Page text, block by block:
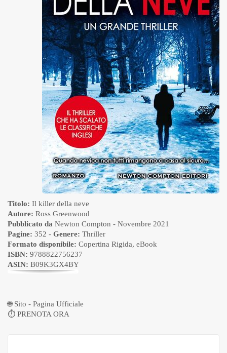
Titolo: Il killer della neve
Autore: Ross Greenwood
Pubblicato da Newton Compton - Novembre 2021
Pagine: 352 - Genere: Thriller
Formato disponibile: Copertina Rigida, eBook
ISBN: 9788822756237
ASIN: B09K3GX4BY
🌐Sito - Pagina Ufficiale
⏱ PRENOTA ORA